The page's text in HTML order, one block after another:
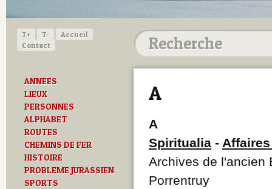
T+ T-
Accueil
Contact
ANNEES
LIEUX
PERSONNES
ALPHABET
ROUTES
CHEMINS DE FER
HISTOIRE
PROBLEME JURASSIEN
SPORTS
A
A
Spiritualia -
Archives de l'ancien
Porrentruy